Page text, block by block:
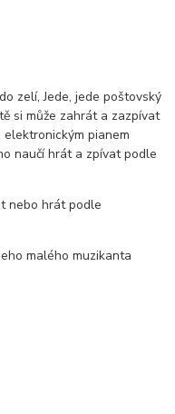
zelí, Jede, jede poštovský
si může zahrát a zazpívat
pianem
naučí hrát a zpívat podle
nebo hrát podle
malého muzikanta